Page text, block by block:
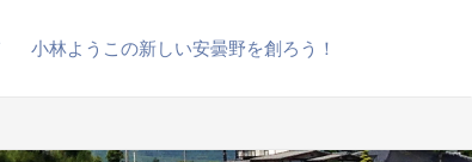
小林ようこの新しい安曇野を創ろう！